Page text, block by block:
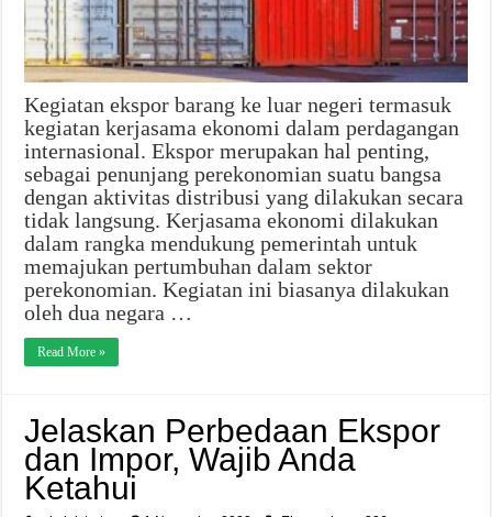
Kegiatan ekspor barang ke luar negeri termasuk
kegiatan kerjasama ekonomi dalam perdagangan
internasional. Ekspor merupakan hal penting,
sebagai penunjang perekonomian suatu bangsa
dengan aktivitas distribusi yang dilakukan secara
tidak langsung. Kerjasama ekonomi dilakukan
dalam rangka mendukung pemerintah untuk
memajukan pertumbuhan dalam sektor
perekonomian. Kegiatan ini biasanya dilakukan
oleh dua negara …
Read More »
Jelaskan Perbedaan Ekspor
dan Impor, Wajib Anda
Ketahui